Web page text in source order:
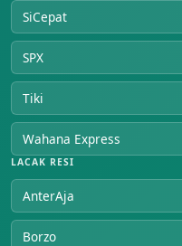
SiCepat
SPX
Tiki
Wahana Express
LACAK RESI
AnterAja
Borzo